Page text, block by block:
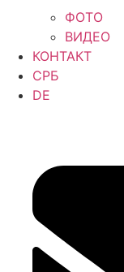
ФОТО
ВИДЕО
КОНТАКТ
СРБ
DE